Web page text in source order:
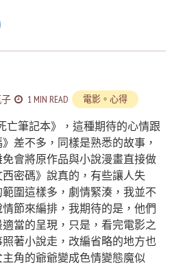
1 MIN READ 電影。心得
亡筆記本》，這種期待的心情跟
差不多，同樣是熟悉的故事，
會將原作品與小說漫畫直接做
密碼》說真的，有些讓人失
圍這樣多，劇情緊湊，我並不
節來編排，我期待的是，他們
當的呈現，只是，看完電影之
著小說走，改編省略的地方也
角的爺爺變成色情變態魔似